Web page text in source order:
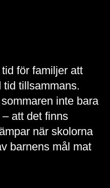
för familjer att
tid tillsammans.
inte bara
att det finns
när skolorna
barnens mål mat